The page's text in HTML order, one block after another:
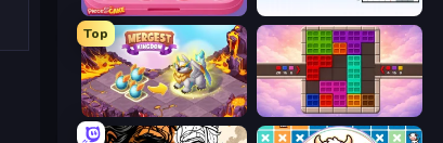
Piece of Cake: Merge and Bake
Top
Mergest Kingdom Color Cube Puzzle